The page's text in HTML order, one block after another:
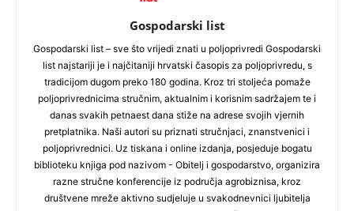
Gospodarski list
Gospodarski list – sve što vrijedi znati u poljoprivredi Gospodarski
list najstariji je i najčitaniji hrvatski časopis za poljoprivredu, s
tradicijom dugom preko 180 godina. Kroz tri stoljeća pomaže
poljoprivrednicima stručnim, aktualnim i korisnim sadržajem te i
danas svakih petnaest dana stiže na adrese svojih vjernih
pretplatnika. Naši autori su priznati stručnjaci, znanstvenici i
poljoprivrednici. Uz tiskana i online izdanja, posjeduje bogatu
biblioteku knjiga pod nazivom - Obitelj i gospodarstvo, organizira
razne stručne konferencije iz područja agrobiznisa, kroz
društvene mreže aktivno sudjeluje u svakodnevnici ljubitelja